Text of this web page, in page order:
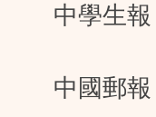
中學生報
中國郵報